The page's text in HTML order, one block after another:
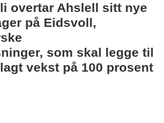
overtar Ahslell sitt nye
på Eidsvoll,
som skal legge til
vekst på 100 prosent